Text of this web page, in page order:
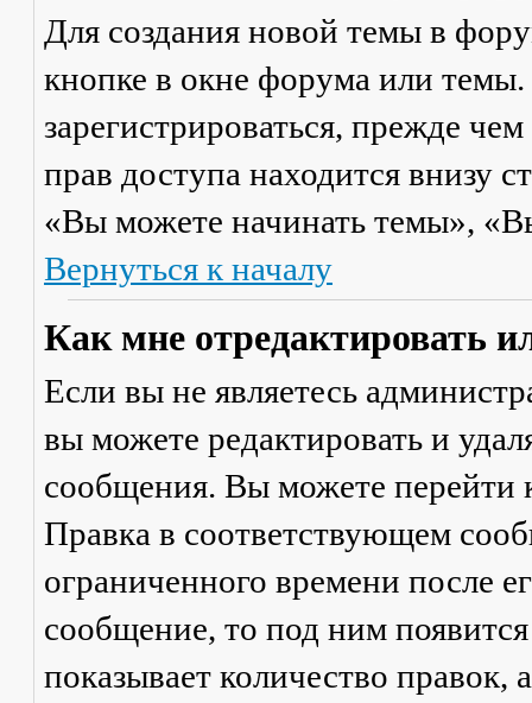
Для создания новой темы в
кнопке в окне форума или
зарегистрироваться, прежде
прав доступа находится внизу
«Вы можете начинать темы»,
Вернуться к началу
Как мне отредактировать
Если вы не являетесь
вы можете редактировать и
сообщения. Вы можете перейти
Правка в соответствующем
ограниченного времени после
сообщение, то под ним
показывает количество правок,